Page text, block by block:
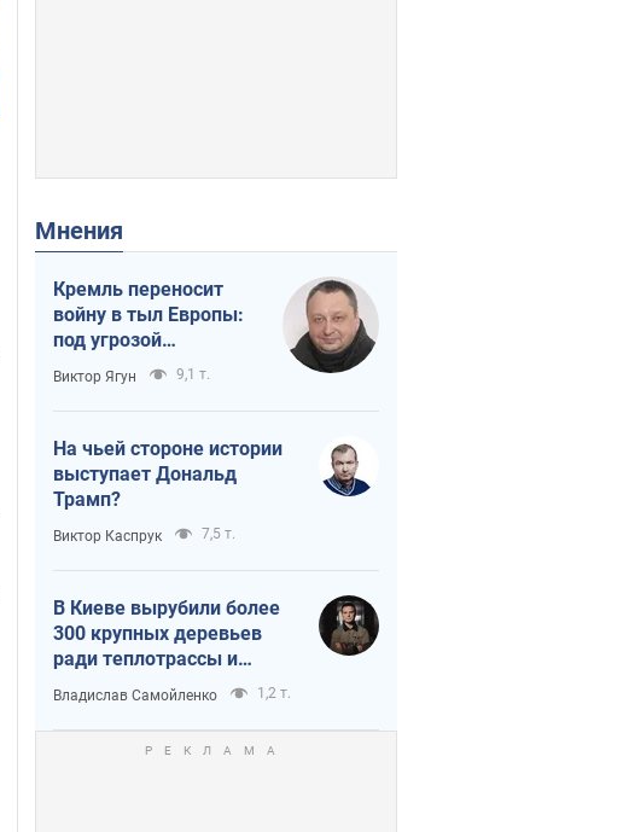
Мнения
Кремль переносит
войну в тыл Европы:
под угрозой
критическая
логистика
Виктор Ягун 9,1 т.
На чьей стороне истории
выступает Дональд
Трамп?
Виктор Каспрук 7,5 т.
В Киеве вырубили более
300 крупных деревьев
ради теплотрассы и
вопреки Генплану
Владислав Самойленко 1,2 т.